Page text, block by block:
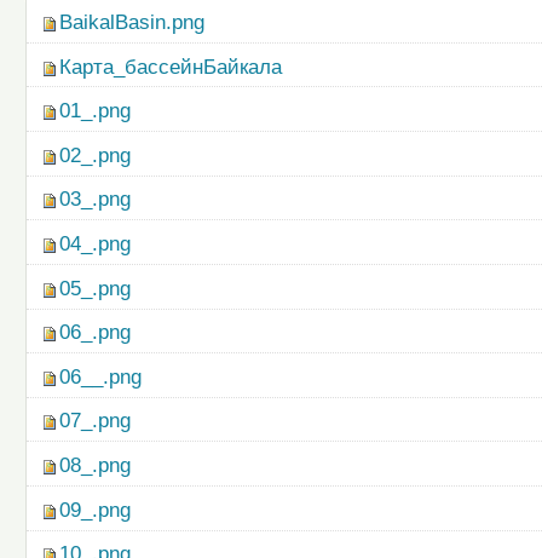
BaikalBasin.png
Карта_бассейнБайкала
01_.png
02_.png
03_.png
04_.png
05_.png
06_.png
06__.png
07_.png
08_.png
09_.png